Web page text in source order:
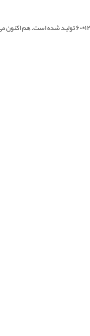
می باشد. این سرامیک با جنس پرسلان فول بادی با لعاب نانو پولیش در سایز ۱۲۰*۶۰ تولید